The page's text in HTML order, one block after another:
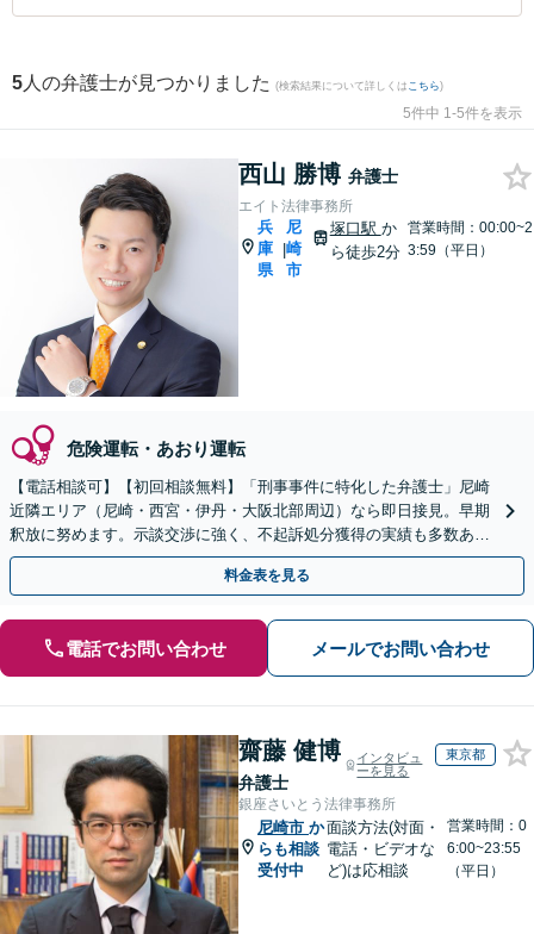
5 人の弁護士が見つかりました (検索結果について詳しくは こちら)
5件中 1-5件を表示
西山 勝博 弁護士
エイト法律事務所
兵
庫
県
|
尼
崎
市
塚口駅 か
ら徒歩2分
営業時間：00:00~2
3:59（平日）
危険運転・あおり運転
【電話相談可】【初回相談無料】「刑事事件に特化した弁護士」尼崎
近隣エリア（尼崎・西宮・伊丹・大阪北部周辺）なら即日接見。早期
釈放に努めます。示談交渉に強く、不起訴処分獲得の実績も多数あり
ます【夜間・休日面談可】【完全個室】【塚口駅２分】
料金表を見る
電話でお問い合わせ メールでお問い合わせ
齋藤 健博
弁護士
インタビュ
ーを見る
東京都
銀座さいとう法律事務所
尼崎市 か
らも相談
受付中
面談方法(対面・
電話・ビデオな
ど)は応相談
営業時間：0
6:00~23:55
（平日）